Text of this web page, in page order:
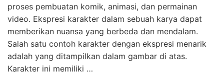
proses pembuatan komik, animasi, dan permainan
video. Ekspresi karakter dalam sebuah karya dapat
memberikan nuansa yang berbeda dan mendalam.
Salah satu contoh karakter dengan ekspresi menarik
adalah yang ditampilkan dalam gambar di atas.
Karakter ini memiliki …